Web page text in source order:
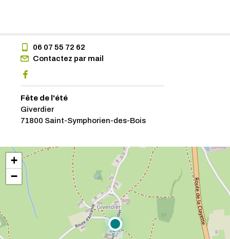
06 07 55 72 62
Contactez par mail
Fête de l'été
Giverdier
71800 Saint-Symphorien-des-Bois
+
−